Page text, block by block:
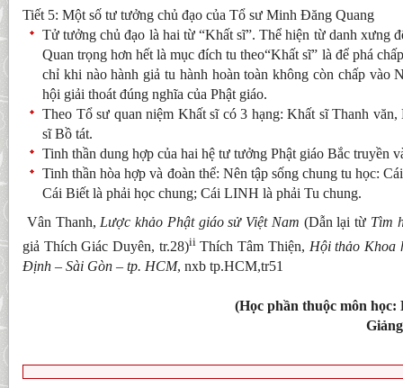
Tiết 5: Một số tư tưởng chủ đạo của Tổ sư Minh Đăng Quang
Tử tưởng chủ đạo là hai từ “Khất sĩ”. Thể hiện từ danh xưng
Quan trọng hơn hết là mục đích tu theo“Khất sĩ” là để phá
chỉ khi nào hành giả tu hành hoàn toàn không còn chấp vào
hội giải thoát đúng nghĩa của Phật giáo.
Theo Tổ sư quan niệm Khất sĩ có 3 hạng: Khất sĩ Thanh
sĩ Bồ tát.
Tinh thần dung hợp của hai hệ tư tưởng Phật giáo Bắc truyền
Tinh thần hòa hợp và đoàn thể: Nên tập sống chung tu học:
Cái Biết là phải học chung; Cái LINH là phải Tu chung.
Vân Thanh, Lược khảo Phật giáo sử Việt Nam (Dẫn lại từ Tìm
giả Thích Giác Duyên, tr.28)iiThích Tâm Thiện, Hội thảo Khoa
Định – Sài Gòn – tp. HCM, nxb tp.HCM,tr51
(Học phần thuộc môn